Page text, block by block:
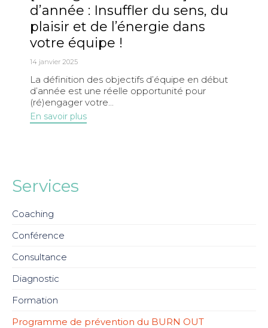
d’année : Insuffler du sens, du
plaisir et de l’énergie dans
votre équipe !
14 janvier 2025
La définition des objectifs d’équipe en début
d’année est une réelle opportunité pour
(ré)engager votre...
En savoir plus
Services
Coaching
Conférence
Consultance
Diagnostic
Formation
Programme de prévention du BURN OUT